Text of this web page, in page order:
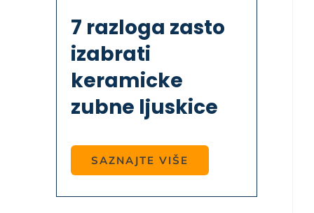
7 razloga zasto
izabrati
keramicke
zubne ljuskice
SAZNAJTE VIŠE